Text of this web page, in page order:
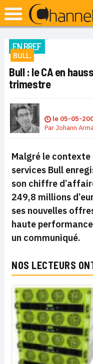
EN BREF
BULL.
Bull : le CA en
trimestre
le 05-05-
Par Johann
Malgré le
services Bull
son chiffre
249,8 millions
ses nouvelles
haute
un communiqué.
NOS LECTEURS